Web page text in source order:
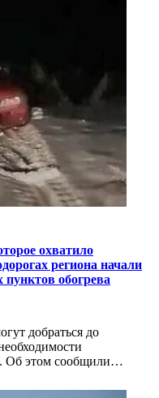
охватило
региона начали
обогрева
добраться до
Об этом сообщили…